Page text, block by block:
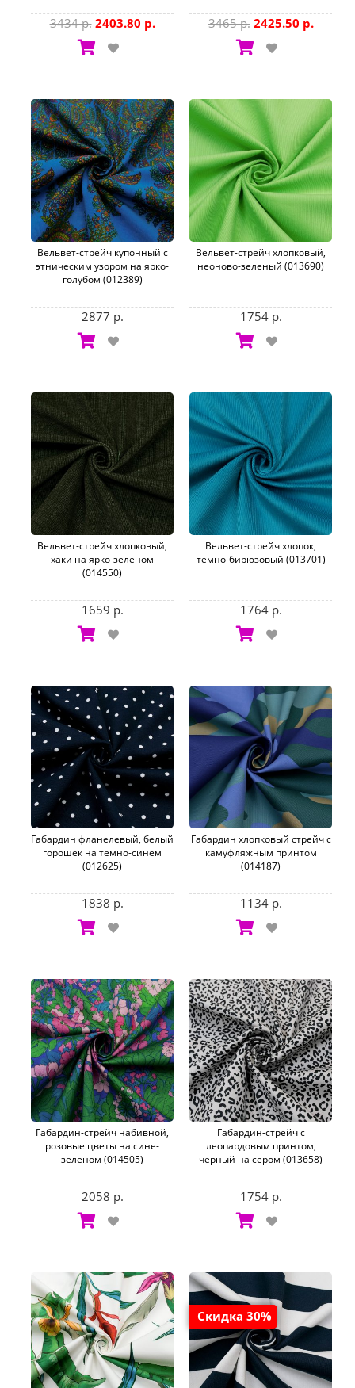
3434 р. 2403.80 р. 3465 р. 2425.50 р.
Вельвет-стрейч купонный с
этническим узором на ярко-
голубом (012389)
2877 р.
Вельвет-стрейч хлопковый,
неоново-зеленый (013690)
1754 р.
Вельвет-стрейч хлопковый,
хаки на ярко-зеленом
(014550)
1659 р.
Вельвет-стрейч хлопок,
темно-бирюзовый (013701)
1764 р.
Габардин фланелевый, белый
горошек на темно-синем
(012625)
1838 р.
Габардин хлопковый стрейч с
камуфляжным принтом
(014187)
1134 р.
Габардин-стрейч набивной,
розовые цветы на сине-
зеленом (014505)
2058 р.
Габардин-стрейч с
леопардовым принтом,
черный на сером (013658)
1754 р.
Скидка 30%